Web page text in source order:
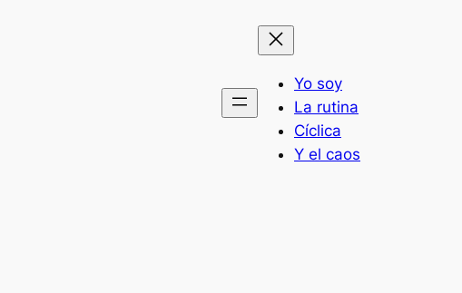
Yo soy
La rutina
Cíclica
Y el caos